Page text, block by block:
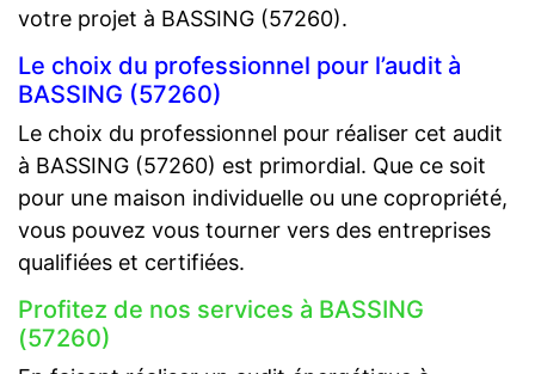
votre projet à BASSING (57260).
Le choix du professionnel pour l’audit à
BASSING (57260)
Le choix du professionnel pour réaliser cet audit
à BASSING (57260) est primordial. Que ce soit
pour une maison individuelle ou une copropriété,
vous pouvez vous tourner vers des entreprises
qualifiées et certifiées.
Profitez de nos services à BASSING
(57260)